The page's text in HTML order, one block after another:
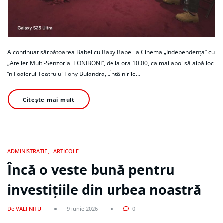
A continuat sărbătoarea Babel cu Baby Babel la Cinema „Independența” cu
„Atelier Multi-Senzorial TONIBONI”, de la ora 10.00, ca mai apoi să aibă loc
în Foaierul Teatrului Tony Bulandra, „Întâlnirile…
Citește mai mult
ADMINISTRATIE ARTICOLE
Încă o veste bună pentru
investițiile din urbea noastră
De VALI NITU 9 iunie 2026 0